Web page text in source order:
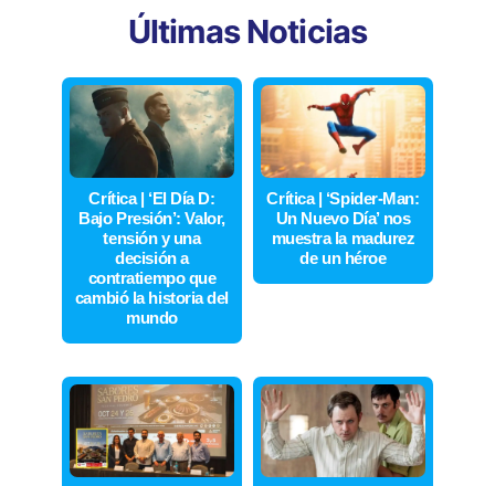
Últimas Noticias
Crítica | ‘El Día D:
Bajo Presión’: Valor,
tensión y una
decisión a
contratiempo que
cambió la historia del
mundo
Crítica | ‘Spider-Man:
Un Nuevo Día’ nos
muestra la madurez
de un héroe